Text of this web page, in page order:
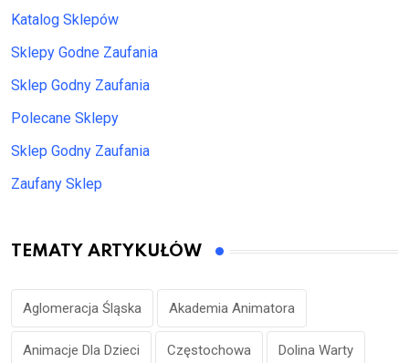
Katalog Sklepów
Sklepy Godne Zaufania
Sklep Godny Zaufania
Polecane Sklepy
Sklep Godny Zaufania
Zaufany Sklep
TEMATY ARTYKUŁÓW
Aglomeracja Śląska Akademia Animatora
Animacje Dla Dzieci Częstochowa Dolina Warty